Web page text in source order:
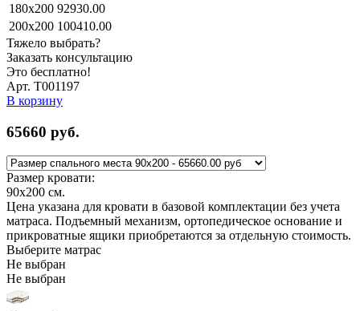
180x200 92930.00
200x200 100410.00
Тяжело выбрать?
Заказать консультацию
Это бесплатно!
Арт. Т001197
В корзину
65660 руб.
Размер кровати:
90x200 см.
Цена указана для кровати в базовой комплектации без учета
матраса. Подъемный механизм, ортопедическое основание и
прикроватные ящики приобретаются за отдельную стоимость.
Выберите матрас
Не выбран
Не выбран